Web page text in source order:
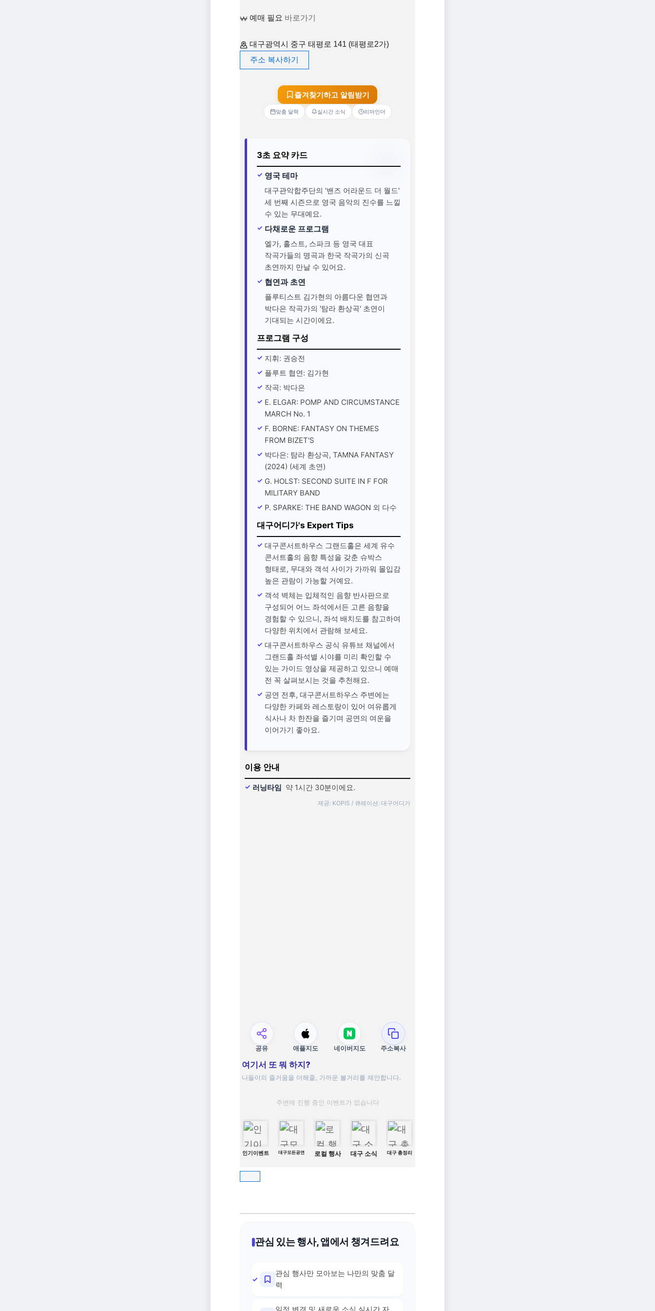
예매 필요 바로가기
대구광역시 중구 태평로 141 (태평로2가)
주소 복사하기
즐겨찾기하고 알림받기
맞춤 달력 실시간 소식 리마인더
3초 요약 카드
영국 테마
대구관악합주단의 '밴즈 어라운드 더 월드'
세 번째 시즌으로 영국 음악의 진수를 느낄
수 있는 무대예요.
다채로운 프로그램
엘가, 홀스트, 스파크 등 영국 대표
작곡가들의 명곡과 한국 작곡가의 신곡
초연까지 만날 수 있어요.
협연과 초연
플루티스트 김가현의 아름다운 협연과
박다은 작곡가의 '탐라 환상곡' 초연이
기대되는 시간이에요.
프로그램 구성
지휘: 권승전
플루트 협연: 김가현
작곡: 박다은
E. ELGAR: POMP AND CIRCUMSTANCE
MARCH No. 1
F. BORNE: FANTASY ON THEMES
FROM BIZET'S
박다은: 탐라 환상곡, TAMNA FANTASY
(2024) (세계 초연)
G. HOLST: SECOND SUITE IN F FOR
MILITARY BAND
P. SPARKE: THE BAND WAGON 외 다수
대구어디가's Expert Tips
대구콘서트하우스 그랜드홀은 세계 유수
콘서트홀의 음향 특성을 갖춘 슈박스
형태로, 무대와 객석 사이가 가까워 몰입감
높은 관람이 가능할 거예요.
객석 벽체는 입체적인 음향 반사판으로
구성되어 어느 좌석에서든 고른 음향을
경험할 수 있으니, 좌석 배치도를 참고하여
다양한 위치에서 관람해 보세요.
대구콘서트하우스 공식 유튜브 채널에서
그랜드홀 좌석별 시야를 미리 확인할 수
있는 가이드 영상을 제공하고 있으니 예매
전 꼭 살펴보시는 것을 추천해요.
공연 전후, 대구콘서트하우스 주변에는
다양한 카페와 레스토랑이 있어 여유롭게
식사나 차 한잔을 즐기며 공연의 여운을
이어가기 좋아요.
이용 안내
러닝타임 약 1시간 30분이에요.
제공: KOPIS / 큐레이션: 대구어디가
공유 애플지도 네이버지도 주소복사
여기서 또 뭐 하지?
나들이의 즐거움을 더해줄, 가까운 볼거리를 제안합니다.
주변에 진행 중인 이벤트가 없습니다
인기이벤트 대구모든공연 로컬 행사 대구 소식 대구 총정리
관심 있는 행사, 앱에서 챙겨드려요
관심 행사만 모아보는 나만의 맞춤 달
력